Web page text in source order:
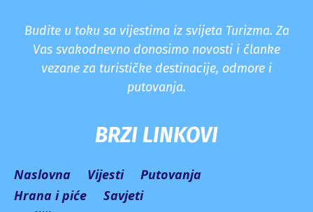
Budite u toku sa vijestima iz svijeta Turizma. Za
Vas svakodnevno donosimo novosti i članke
vezane za turističke destinacije, odmore i
putovanja.
BRZI LINKOVI
Naslovna Vijesti
Putovanja
Hrana i piće
Savjeti